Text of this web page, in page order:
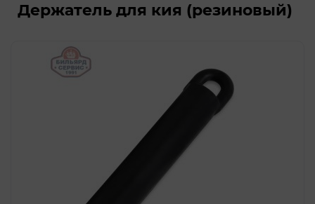
Держатель для кия (резиновый)